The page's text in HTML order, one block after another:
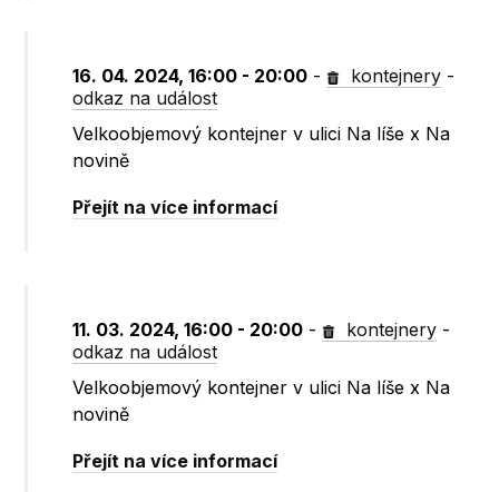
16. 04. 2024, 16:00 - 20:00 - kontejnery -
odkaz na událost
Velkoobjemový kontejner v ulici Na líše x Na
novině
Přejít na více informací
11. 03. 2024, 16:00 - 20:00 - kontejnery -
odkaz na událost
Velkoobjemový kontejner v ulici Na líše x Na
novině
Přejít na více informací